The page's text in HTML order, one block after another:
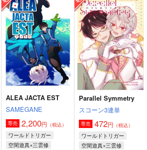
虹のはじまり
テトロドトキシン
944円（税込）
空閑遊真
サンプル
作品詳細
夜明けを越えて
おひやで乾杯
787円（税込）
空閑遊真
サンプル
作品詳細
ALEA JACTA EST
SAMEGANE
専売 2,200円 （税込）
ワールドトリガー
空閑遊真×三雲修
Parallel Symmetry
スコーン3連単
専売 472円 （税込）
ワールドトリガー
空閑遊真×三雲修